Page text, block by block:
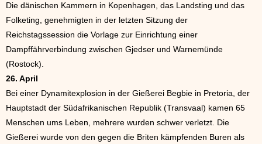
Die dänischen Kammern in Kopenhagen, das Landsting und das
Folketing, genehmigten in der letzten Sitzung der
Reichstagssession die Vorlage zur Einrichtung einer
Dampffährverbindung zwischen Gjedser und Warnemünde
(Rostock).
26. April
Bei einer Dynamitexplosion in der Gießerei Begbie in Pretoria, der
Hauptstadt der Südafrikanischen Republik (Transvaal) kamen 65
Menschen ums Leben, mehrere wurden schwer verletzt. Die
Gießerei wurde von den gegen die Briten kämpfenden Buren als